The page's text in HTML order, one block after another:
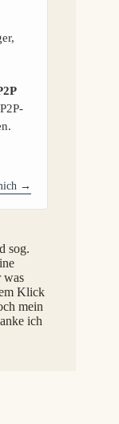
→
sog.
was
Klick
mein
ich